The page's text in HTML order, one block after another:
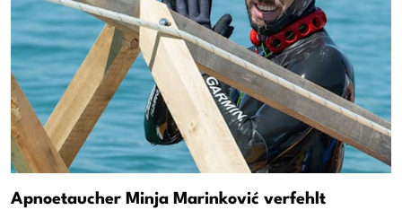
Apnoetaucher Minja Marinković verfehlt